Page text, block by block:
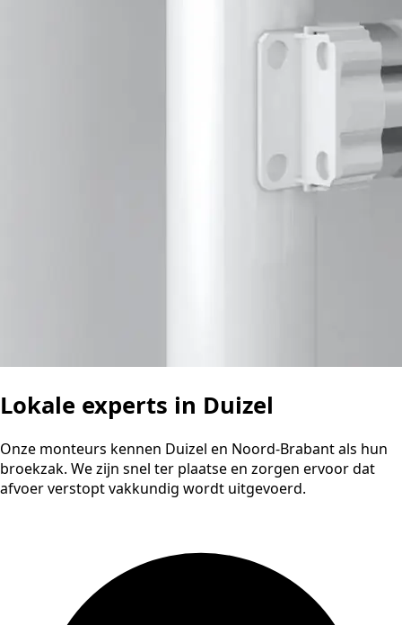
Lokale experts in Duizel
Onze monteurs kennen Duizel en Noord-Brabant als hun
broekzak. We zijn snel ter plaatse en zorgen ervoor dat
afvoer verstopt vakkundig wordt uitgevoerd.